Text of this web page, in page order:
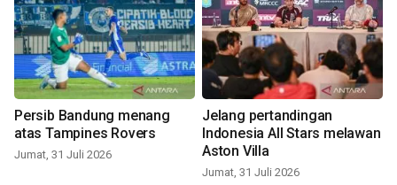
Persib Bandung menang
atas Tampines Rovers
Jumat, 31 Juli 2026
Jelang pertandingan
Indonesia All Stars melawan
Aston Villa
Jumat, 31 Juli 2026